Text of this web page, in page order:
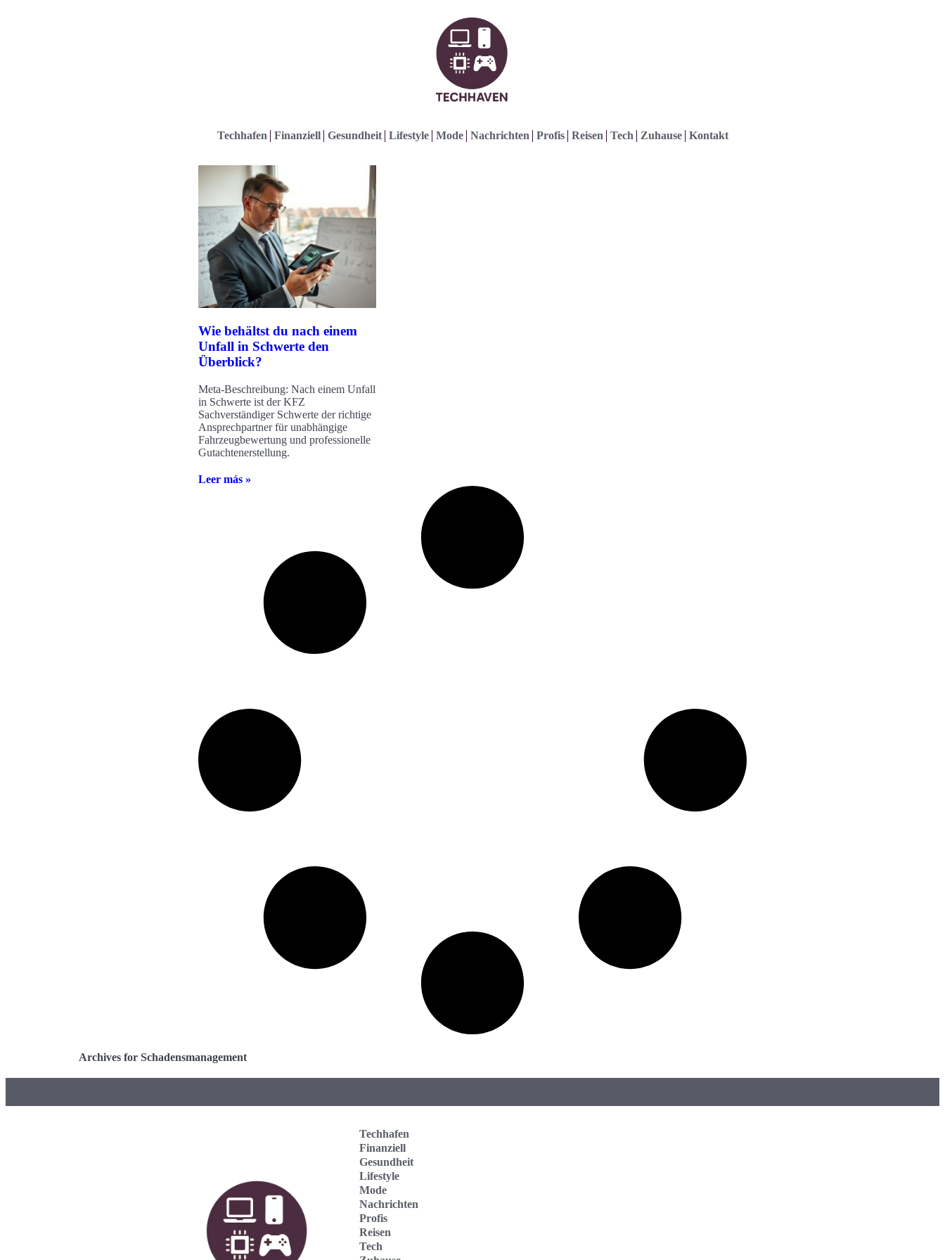
Techhafen Finanziell Gesundheit Lifestyle Mode Nachrichten Profis Reisen Tech Zuhause Kontakt
Wie behältst du nach einem
Unfall in Schwerte den
Überblick?
Meta-Beschreibung: Nach einem Unfall
in Schwerte ist der KFZ
Sachverständiger Schwerte der richtige
Ansprechpartner für unabhängige
Fahrzeugbewertung und professionelle
Gutachtenerstellung.
Leer más »
Archives for Schadensmanagement
Techhafen
Finanziell
Gesundheit
Lifestyle
Mode
Nachrichten
Profis
Reisen
Tech